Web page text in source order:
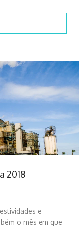
2018
e
o mês em que